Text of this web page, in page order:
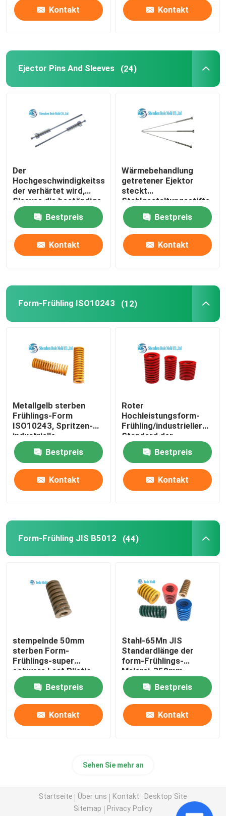
Kontakt Kontakt
Ejector Pins And Sleeves (24)
Der
Hochgeschwindigkeitsstahl,
der verhärtet wird,
Sleeves die beständige
hohe Temperatur
SKH51
Bestpreis
Kontakt
Wärmebehandlung
getretener Ejektor
steckt
Stahlgestaltungsstifte
des heißen Würfel-
SKD61 festBestpreis
Kontakt
Form-Frühling ISO10243 (12)
Metallgelb sterben
Frühlings-Form
ISO10243, Spritzen-
industrielle
Schraubenfedern
Bestpreis
Kontakt
Roter
Hochleistungsform-
Frühling/industrieller
Standard der
Druckfeder-ISO10243
Bestpreis
Kontakt
Form-Frühling JIS B5012 (44)
stempelnde 50mm
sterben Form-
Frühlings-super
schwere Last Plistic
Brown 60Si2MnA
Materail Bestpreis
Kontakt
Stahl-65Mn JIS
Standardlänge der
form-Frühlings-
Malerei-350mm
Bestpreis
Kontakt
Sehen Sie mehr an
Startseite Über uns Kontakt
Desktop Site
Sitemap
Privacy Policy